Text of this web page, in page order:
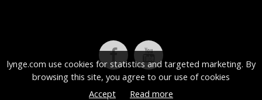
lynge.com use cookies for statistics and targeted marketing. By
browsing this site, you agree to our use of cookies
Accept
Read more